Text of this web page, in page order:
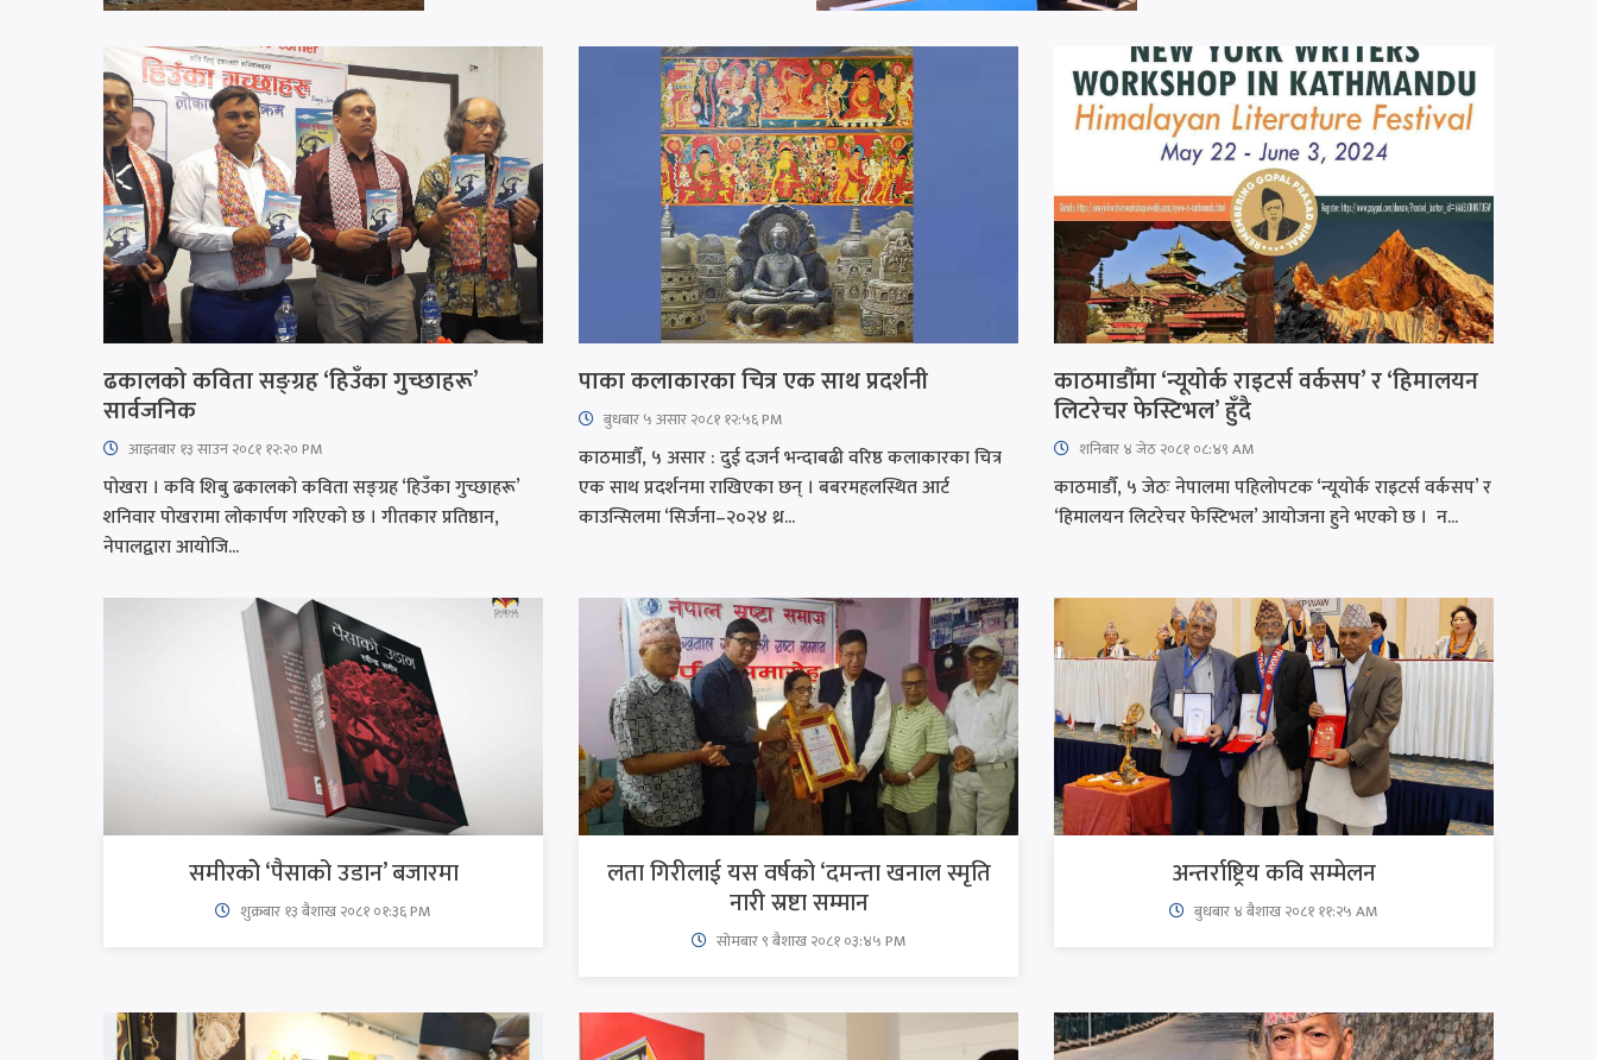
ढकालको कविता सङ्ग्रह ‘हिउँका गुच्छाहरू’
सार्वजनिक
आइतबार​ १३ साउन २०८१ १२:२० PM
पोखरा । कवि शिबु ढकालको कविता सङ्ग्रह ‘हिउँका गुच्छाहरू’
शनिवार पोखरामा लोकार्पण गरिएको छ । गीतकार प्रतिष्ठान,
नेपालद्वारा आयोजि...
पाका कलाकारका चित्र एक साथ प्रदर्शनी
बुधबार ५ असार २०८१ १२:५६ PM
काठमाडौँ, ५ असार : दुई दजर्न भन्दाबढी वरिष्ठ कलाकारका चित्र
एक साथ प्रदर्शनमा राखिएका छन् । बबरमहलस्थित आर्ट
काउन्सिलमा ‘सिर्जना–२०२४ थ्र...
काठमाडौँमा ‘न्यूयोर्क राइटर्स वर्कसप’ र ‘हिमालयन
लिटरेचर फेस्टिभल’ हुँदै
शनिबार ४ जेठ २०८१ ०८:४९ AM
काठमाडौँ, ५ जेठः नेपालमा पहिलोपटक ‘न्यूयोर्क राइटर्स वर्कसप’ र
‘हिमालयन लिटरेचर फेस्टिभल’ आयोजना हुने भएको छ । न...
समीरकोे ‘पैसाको उडान’ बजारमा
शुक्रबार​ १३ बैशाख २०८१ ०१:३६ PM
लता गिरीलाई यस वर्षको ‘दमन्ता खनाल स्मृति
नारी स्रष्टा सम्मान
सोमबार ९ बैशाख २०८१ ०३:४५ PM
अन्तर्राष्ट्रिय कवि सम्मेलन
बुधबार ४ बैशाख २०८१ ११:२५ AM